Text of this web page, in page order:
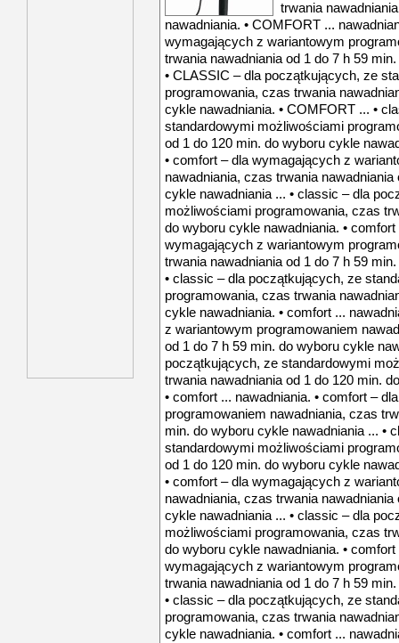
trwania
nawadniania. • COMFORT ...
wymagających z wariantowym
trwania nawadniania od 1 do 7 h 59
• CLASSIC – dla początkujących, ze
programowania, czas trwania
cykle nawadniania. • COMFORT ... •
standardowymi możliwościami
od 1 do 120 min. do wyboru cykle
• comfort – dla wymagających z
nawadniania, czas trwania
cykle nawadniania ... • classic – dla
możliwościami programowania, czas
do wyboru cykle nawadniania. •
wymagających z wariantowym
trwania nawadniania od 1 do 7 h 59
• classic – dla początkujących, ze
programowania, czas trwania
cykle nawadniania. • comfort ...
z wariantowym programowaniem
od 1 do 7 h 59 min. do wyboru cykle
początkujących, ze standardowymi
trwania nawadniania od 1 do 120 min.
• comfort ... nawadniania. • comfort –
programowaniem nawadniania, czas
min. do wyboru cykle nawadniania ... •
standardowymi możliwościami
od 1 do 120 min. do wyboru cykle
• comfort – dla wymagających z
nawadniania, czas trwania
cykle nawadniania ... • classic – dla
możliwościami programowania, czas
do wyboru cykle nawadniania. •
wymagających z wariantowym
trwania nawadniania od 1 do 7 h 59
• classic – dla początkujących, ze
programowania, czas trwania
cykle nawadniania. • comfort ...